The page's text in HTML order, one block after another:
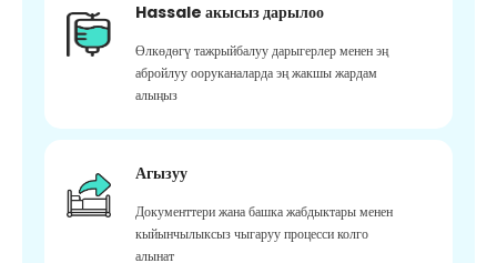
Hassale акысыз дарылоо
Өлкөдөгү тажрыйбалуу дарыгерлер менен эң
абройлуу ооруканаларда эң жакшы жардам
алыңыз
Агызуу
Документтери жана башка жабдыктары менен
кыйынчылыксыз чыгаруу процесси колго
алынат